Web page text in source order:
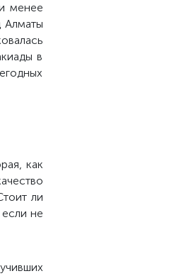
менее
Алматы
в
как
ли
не